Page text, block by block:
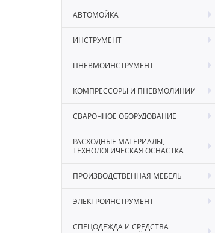
АВТОМОЙКА
ИНСТРУМЕНТ
ПНЕВМОИНСТРУМЕНТ
КОМПРЕССОРЫ И ПНЕВМОЛИНИИ
СВАРОЧНОЕ ОБОРУДОВАНИЕ
РАСХОДНЫЕ МАТЕРИАЛЫ,
ТЕХНОЛОГИЧЕСКАЯ ОСНАСТКА
ПРОИЗВОДСТВЕННАЯ МЕБЕЛЬ
ЭЛЕКТРОИНСТРУМЕНТ
СПЕЦОДЕЖДА И СРЕДСТВА